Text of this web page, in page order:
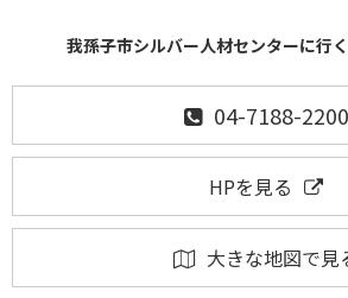
我孫子市シルバー人材センターに行
04-7188-2200
HPを見る
大きな地図で見